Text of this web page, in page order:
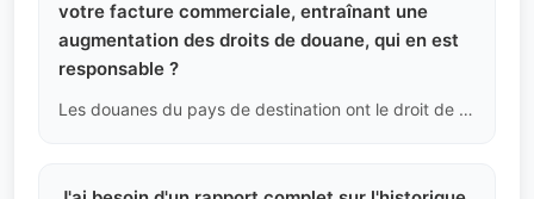
votre facture commerciale, entraînant une
augmentation des droits de douane, qui en est
responsable ?
Les douanes du pays de destination ont le droit de ne pas tenir compte de la facture commerciale et de réévaluer la valeur des marchandises en se basant sur leur base de données interne (comme le livre rouge d'évaluation douanière). Les droits de douane supplémentaires résultants relèvent de la politique du pays importateur et sont entièrement à la charge de l'acheteur (importateur).